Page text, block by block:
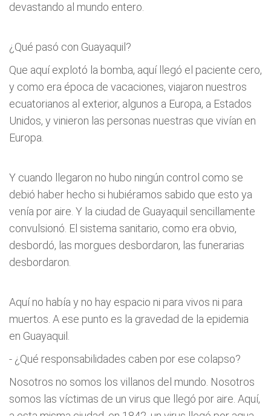
devastando al mundo entero.
¿Qué pasó con Guayaquil?
Que aquí explotó la bomba, aquí llegó el paciente cero,
y como era época de vacaciones, viajaron nuestros
ecuatorianos al exterior, algunos a Europa, a Estados
Unidos, y vinieron las personas nuestras que vivían en
Europa.
Y cuando llegaron no hubo ningún control como se
debió haber hecho si hubiéramos sabido que esto ya
venía por aire. Y la ciudad de Guayaquil sencillamente
convulsionó. El sistema sanitario, como era obvio,
desbordó, las morgues desbordaron, las funerarias
desbordaron.
Aquí no había y no hay espacio ni para vivos ni para
muertos. A ese punto es la gravedad de la epidemia
en Guayaquil.
- ¿Qué responsabilidades caben por ese colapso?
Nosotros no somos los villanos del mundo. Nosotros
somos las víctimas de un virus que llegó por aire. Aquí,